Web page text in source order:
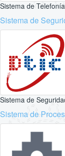
Sistema de
Sistema de
Sistema de
Sistema de